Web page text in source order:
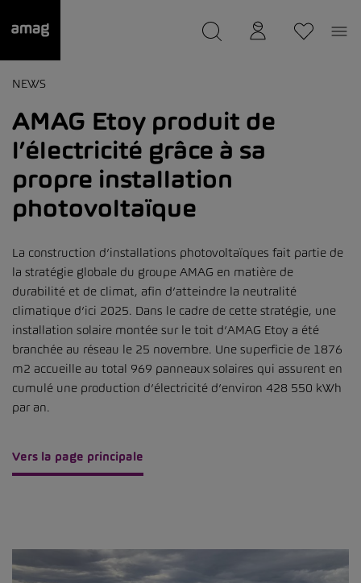
NEWS
AMAG Etoy produit de
l’électricité grâce à sa
propre installation
photovoltaïque
La construction d’installations photovoltaïques fait partie de
la stratégie globale du groupe AMAG en matière de
durabilité et de climat, afin d’atteindre la neutralité
climatique d’ici 2025. Dans le cadre de cette stratégie, une
installation solaire montée sur le toit d’AMAG Etoy a été
branchée au réseau le 25 novembre. Une superficie de 1876
m2 accueille au total 969 panneaux solaires qui assurent en
cumulé une production d’électricité d’environ 428 550 kWh
par an.
Vers la page principale